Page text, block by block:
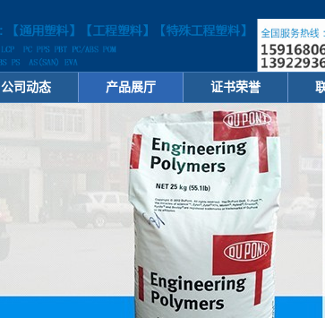
公司动态 产品展厅 证书荣誉